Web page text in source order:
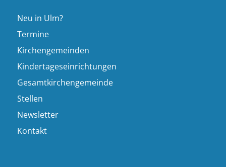
Neu in Ulm?
Termine
Kirchengemeinden
Kindertageseinrichtungen
Gesamtkirchengemeinde
Stellen
Newsletter
Kontakt